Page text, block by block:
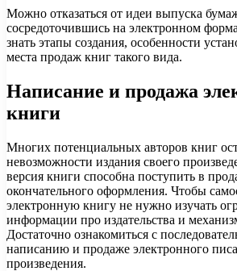
Можно отказаться от идеи выпуска
сосредоточившись на электронном
знать этапы создания, особенности
места продаж книг такого вида.
Написание и продажа
книги
Многих потенциальных авторов книг
невозможности издания своего
версия книги способна поступить в
окончательного оформления. Чтобы
электронную книгу не нужно изучать
информации про издательства и
Достаточно ознакомиться с
написанию и продаже электронного
произведения.